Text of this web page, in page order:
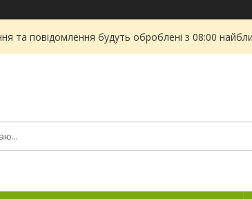
та повідомлення будуть оброблені з 08:00